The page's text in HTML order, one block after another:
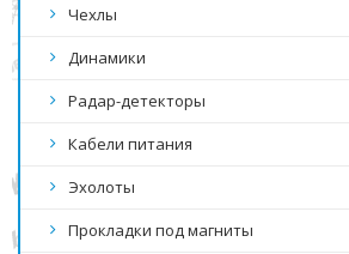
Чехлы
Динамики
Радар-детекторы
Кабели питания
Эхолоты
Прокладки под магниты